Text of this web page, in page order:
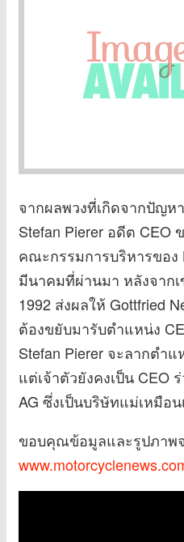
จากผลพวงที่เกิดจากปัญห
Stefan Pierer อดีต CEO
คณะกรรมการบริหารของ
มีนาคมที่ผ่านมา หลังจาก
1992 ส่งผลให้ Gottfried
ต้องขยับมารับตำแหน่ง
Stefan Pierer จะลากตำแ
แต่เจ้าตัวยังคงเป็น CEO
AG ซึ่งเป็นบริษัทแม่เหมือน
ขอบคุณข้อมูลและรูปภาพ